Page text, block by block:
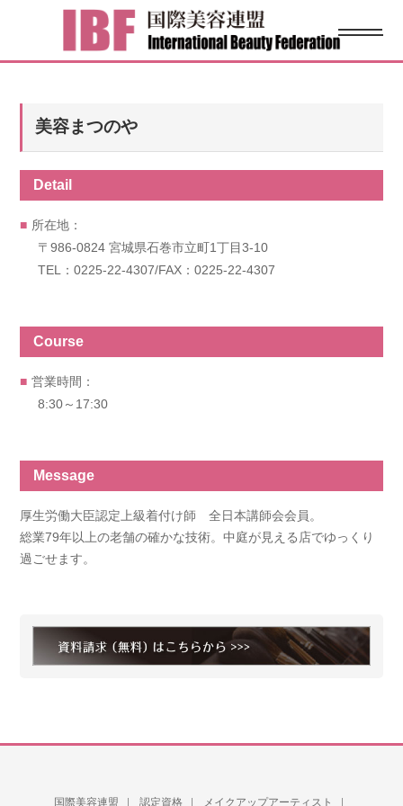
美容まつのや
Detail
所在地：
〒986-0824 宮城県石巻市立町1丁目3-10
TEL：0225-22-4307/FAX：0225-22-4307
Course
営業時間：
8:30～17:30
Message
厚生労働大臣認定上級着付け師 全日本講師会会員。
総業79年以上の老舗の確かな技術。中庭が見える店でゆっくり
過ごせます。
国際美容連盟 認定資格 メイクアップアーティスト